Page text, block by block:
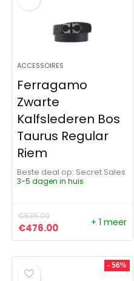
ACCESSOIRES
Ferragamo
Zwarte
Kalfslederen Bos
Taurus Regular
Riem
Beste deal op:
Secret Sales
3-5 dagen in huis
€535.00
Oorspronkelijke prijs
€476.00Huidige prijs is:
+ 1 meer
- 56%